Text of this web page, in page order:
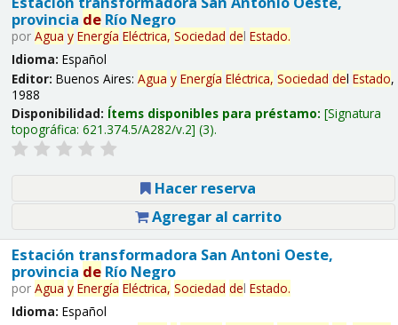
provincia deRío Negro
por Agua y Energía Eléctrica, Sociedad del Estado.
Idioma: Español
Editor: Buenos Aires: Agua y Energía Eléctrica, Sociedad del Estado,
1988
Disponibilidad: Ítems disponibles para préstamo: Signatura
topográfica: 621.374.5/A282/v.2 (3).
Hacer reserva
Agregar al carrito
Estación transformadora San Antoni Oeste,
provincia deRío Negro
por Agua y Energía Eléctrica, Sociedad del Estado.
Idioma: Español